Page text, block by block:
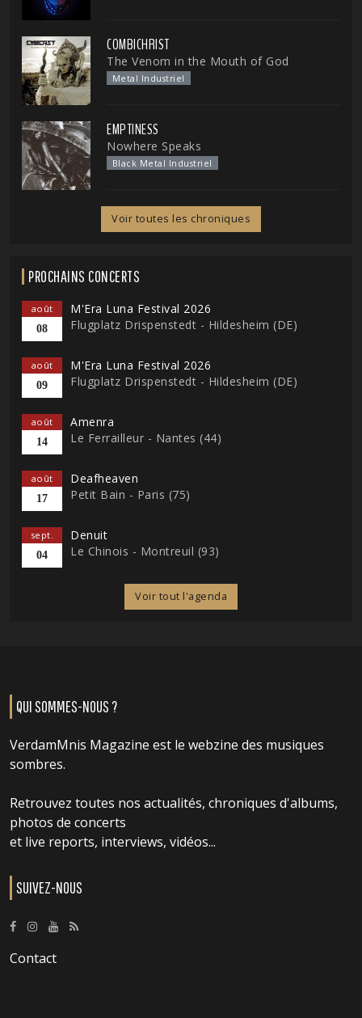
COMBICHRIST
The Venom in the Mouth of God
Metal Industriel
EMPTINESS
Nowhere Speaks
Black Metal Industriel
Voir toutes les chroniques
PROCHAINS CONCERTS
août
08
M'Era Luna Festival 2026
Flugplatz Drispenstedt - Hildesheim (DE)
août
09
M'Era Luna Festival 2026
Flugplatz Drispenstedt - Hildesheim (DE)
août
14
Amenra
Le Ferrailleur - Nantes (44)
août
17
Deafheaven
Petit Bain - Paris (75)
sept.
04
Denuit
Le Chinois - Montreuil (93)
Voir tout l'agenda
QUI SOMMES-NOUS ?
VerdamMnis Magazine est le webzine des musiques
sombres.
Retrouvez toutes nos actualités, chroniques d'albums,
photos de concerts
et live reports, interviews, vidéos...
SUIVEZ-NOUS
Contact